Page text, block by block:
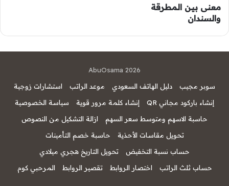
معنى بين المطرقة
والسندان
AbuOsama 2026
سوبر مجيب
دليل الهاتف السعودي موعد الراتب
استشارات زوجية
إنشاء باركود مجاني QR
إنشاء كلمة مرور قوية
سياسة الخصوصية
حاسبة الاسهم ومتوسط سعر السهم
ازالة التشكيل من النصوص
تحويل مقاسات الأحذية
حاسبة خصم التأمينات
حساب نسبة التخفيض
تحويل التاريخ هجري ميلادي
حساب ثلث الراتب
اختصار الروابط تقصير الروابط المرحبي كوم